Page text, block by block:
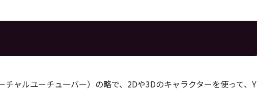
ャルユーチューバー）の略で、2Dや3Dのキャラクターを使って、Y